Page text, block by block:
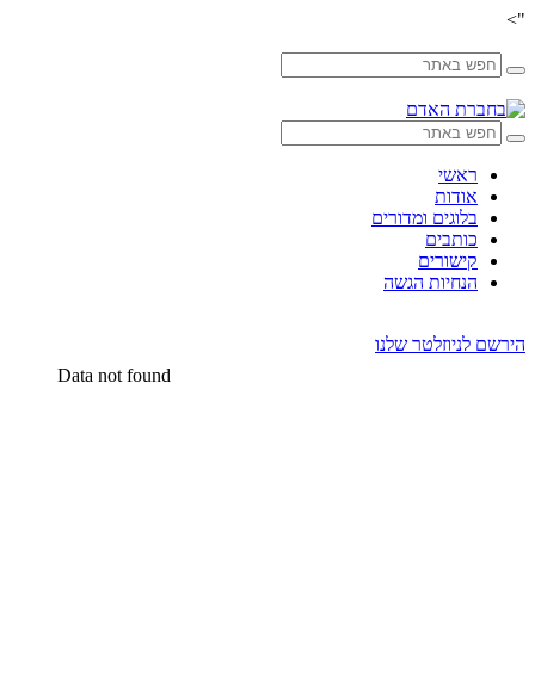
">
Skip
contentראשי
אודות
בלוגים ומדורים
כותבים
קישורים
הנחיות הגשה
הירשם לניוזלטר שלנו